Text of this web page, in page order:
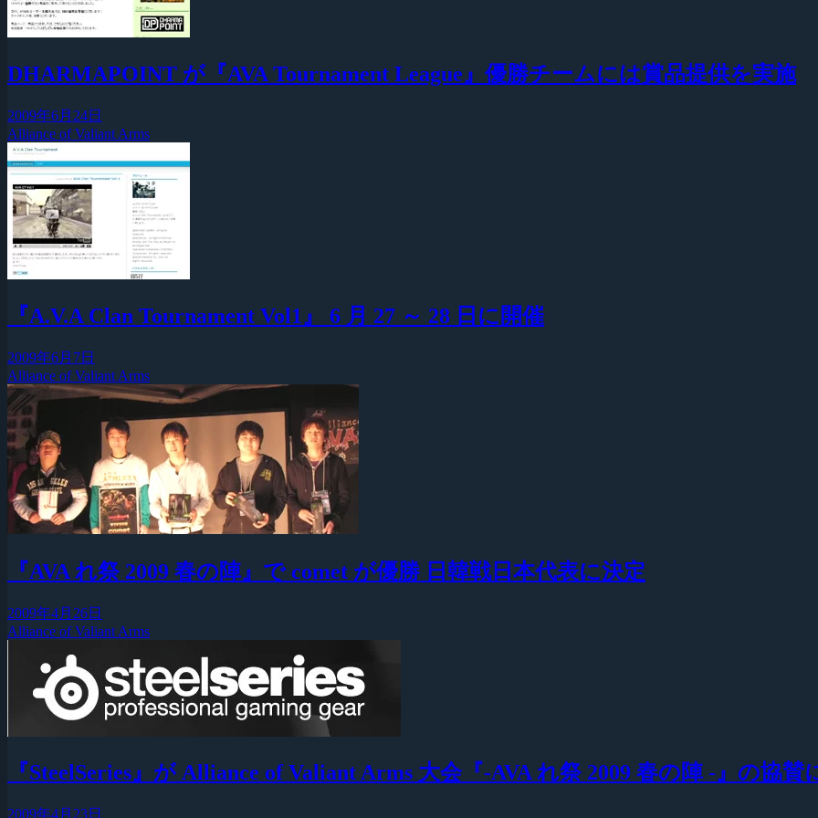
DHARMAPOINT が『AVA Tournament League』優勝チームには賞品提供を実施
2009年6月24日
Alliance of Valiant Arms
『A.V.A Clan Tournament Vol1』 6 月 27 ～ 28 日に開催
2009年6月7日
Alliance of Valiant Arms
『AVA れ祭 2009 春の陣』で comet が優勝 日韓戦日本代表に決定
2009年4月26日
Alliance of Valiant Arms
『SteelSeries』が Alliance of Valiant Arms 大会『-AVA れ祭 2009 春の陣 -』の協賛
2009年4月23日